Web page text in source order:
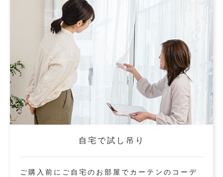
自宅で試し吊り
ご購入前にご自宅のお部屋でカーテンのコーデ